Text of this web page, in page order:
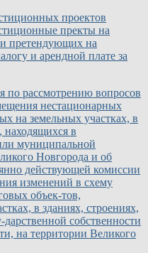
проектов
пректы на
претендующих на
и арендной плате за
по рассмотрению вопросов
нестационарных
на земельных участках, в
находящихся в
муниципальной
Новгорода и об
действующей комиссии
изменений в схему
объек-тов,
в зданиях, строениях,
собственности
на территории Великого